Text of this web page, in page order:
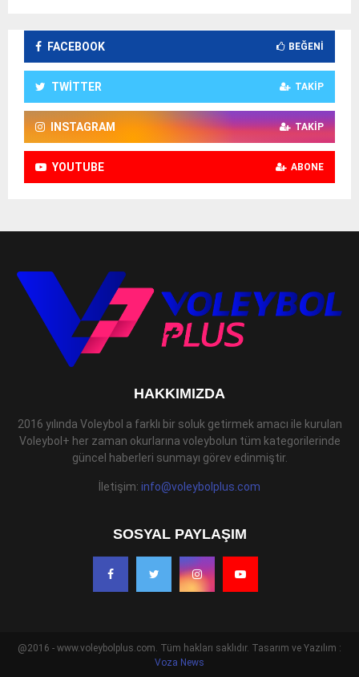
FACEBOOK BEĞENI
TWITTER TAKIP
INSTAGRAM TAKIP
YOUTUBE ABONE
HAKKIMIZDA
2016 yılında Voleybol a farklı bir soluk getirmek amacı ile kurulan
Voleybol+ her zaman okurlarına voleybolun tüm kategorilerinde
güncel haberleri sunmayı görev edinmiştir.
İletişim: info@voleybolplus.com
SOSYAL PAYLAŞIM
@2016 - www.voleybolplus.com. Tüm hakları saklıdır. Tasarım ve Yazılım :
Voza News